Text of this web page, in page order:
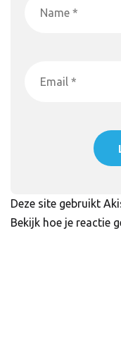
Deze site gebruikt
Bekijk hoe je reactie